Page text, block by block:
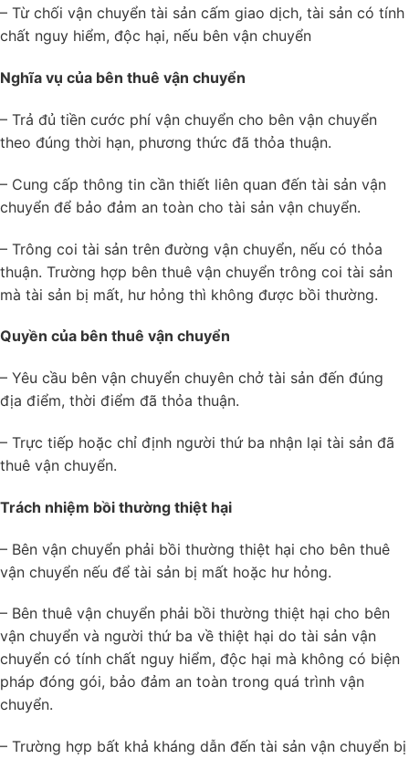
– Từ chối vận chuyển tài sản cấm giao dịch, tài sản có tính
chất nguy hiểm, độc hại, nếu bên vận chuyển
Nghĩa vụ của bên thuê vận chuyển
– Trả đủ tiền cước phí vận chuyển cho bên vận chuyển
theo đúng thời hạn, phương thức đã thỏa thuận.
– Cung cấp thông tin cần thiết liên quan đến tài sản vận
chuyển để bảo đảm an toàn cho tài sản vận chuyển.
– Trông coi tài sản trên đường vận chuyển, nếu có thỏa
thuận. Trường hợp bên thuê vận chuyển trông coi tài sản
mà tài sản bị mất, hư hỏng thì không được bồi thường.
Quyền của bên thuê vận chuyển
– Yêu cầu bên vận chuyển chuyên chở tài sản đến đúng
địa điểm, thời điểm đã thỏa thuận.
– Trực tiếp hoặc chỉ định người thứ ba nhận lại tài sản đã
thuê vận chuyển.
Trách nhiệm bồi thường thiệt hại
– Bên vận chuyển phải bồi thường thiệt hại cho bên thuê
vận chuyển nếu để tài sản bị mất hoặc hư hỏng.
– Bên thuê vận chuyển phải bồi thường thiệt hại cho bên
vận chuyển và người thứ ba về thiệt hại do tài sản vận
chuyển có tính chất nguy hiểm, độc hại mà không có biện
pháp đóng gói, bảo đảm an toàn trong quá trình vận
chuyển.
– Trường hợp bất khả kháng dẫn đến tài sản vận chuyển bị